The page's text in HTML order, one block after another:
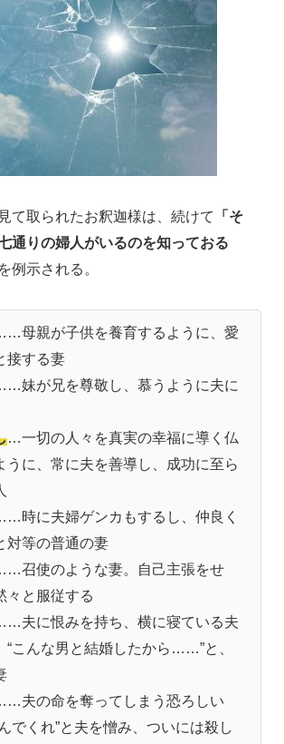
て取られたお釈迦様は、続けて
「そ
通りの婦人がいるのを知っておる
を例示される。
母親が子供を養育するように、愛
接する妻
妹が兄を尊敬し、慕うように夫に
…一切の人々を真実の幸福に導く仏
うに、常に夫を善導し、成功に至ら
時に夫婦ゲンカもするし、仲良く
対等の普通の妻
召使のような妻。自己主張をせ
々と服従する
夫に恨みを持ち、横に寝ている夫
“こんな男と結婚したから……”と、
夫の命を奪ってしまう恐ろしい
でくれ”と夫を憎み、ついには殺し